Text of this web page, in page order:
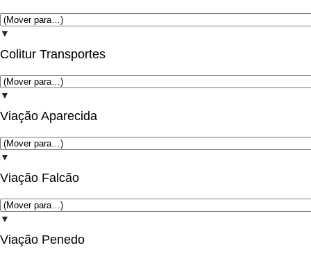
▼
Colitur Transportes
▼
Viação Aparecida
▼
Viação Falcão
▼
Viação Penedo